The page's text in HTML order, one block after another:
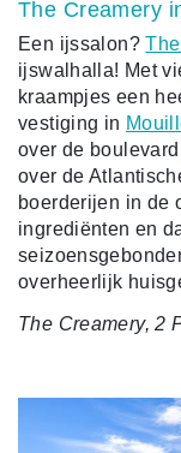
The Creamery
Een ijssalon?
ijswalhalla! Met
kraampjes een
vestiging in
over de
over de
boerderijen in de
ingrediënten en
overheerlijk
The Creamery, 2